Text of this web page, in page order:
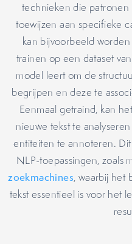
technieken die
toewijzen aan specifieke
kan bijvoorbeeld
trainen op een dataset
model leert om de
begrijpen en deze te
Eenmaal getraind, kan
nieuwe tekst te
entiteiten te annoteren.
NLP-toepassingen, zoals
zoekmachines, waarbij het
tekst essentieel is voor het